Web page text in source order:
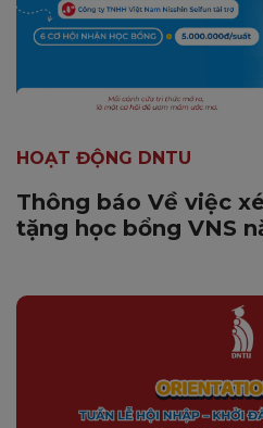
HOẠT ĐỘNG DNTU
Thông báo Về việc
tặng học bổng VNS